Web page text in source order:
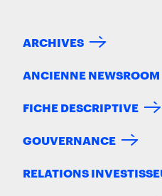
ARCHIVES
ANCIENNE NEWSROOM
FICHE DESCRIPTIVE
GOUVERNANCE
RELATIONS